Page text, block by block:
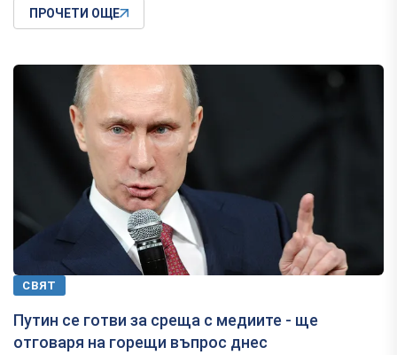
ПРОЧЕТИ ОЩЕ
СВЯТ
Путин се готви за среща с медиите - ще
отговаря на горещи въпрос днес